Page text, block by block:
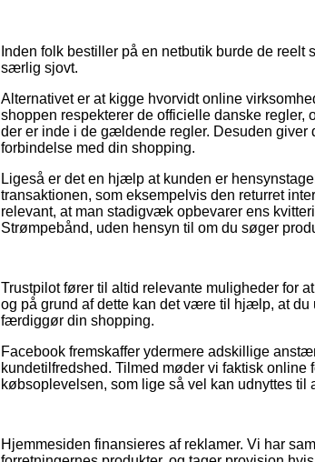
Inden folk bestiller på en netbutik burde de
særlig sjovt.
Alternativet er at kigge hvorvidt online
shoppen respekterer de officielle danske
der er inde i de gældende regler. Desuden
forbindelse med din shopping.
Ligeså er det en hjælp at kunden er
transaktionen, som eksempelvis den returret
relevant, at man stadigvæk opbevarer ens
Strømpebånd, uden hensyn til om du søger
Trustpilot fører til altid relevante muligheder for
og på grund af dette kan det være til hjælp, at
færdiggør din shopping.
Facebook fremskaffer ydermere adskillige
kundetilfredshed. Tilmed møder vi faktisk
købsoplevelsen, som lige så vel kan udnyttes til
Hjemmesiden finansieres af reklamer. Vi har